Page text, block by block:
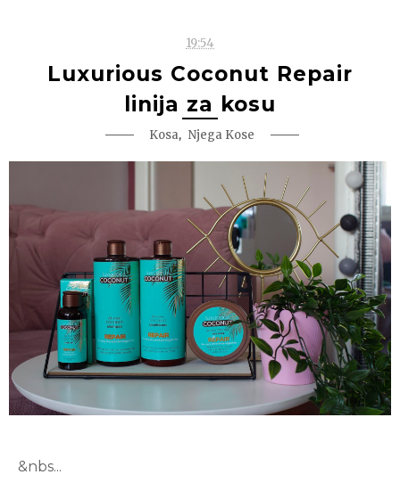
19:54
Luxurious Coconut Repair
linija za kosu
Kosa, Njega Kose
&nbs...